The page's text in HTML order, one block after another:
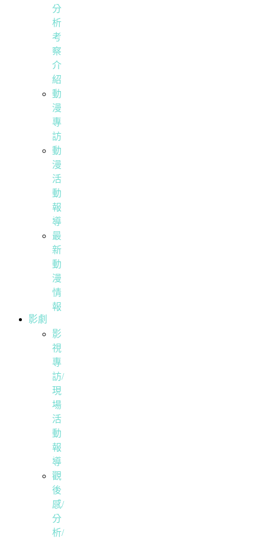
分
析
考
察
介
紹
動
漫
專
訪
動
漫
活
動
報
導
最
新
動
漫
情
報
影劇
影
視
專
訪/
現
場
活
動
報
導
觀
後
感/
分
析/